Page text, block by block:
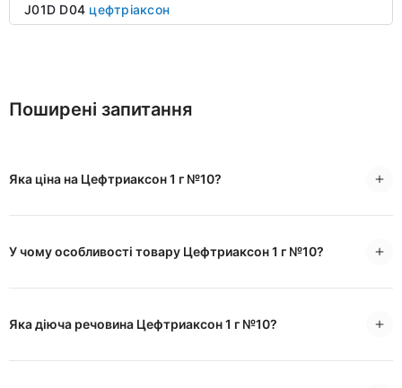
J01D D04 цефтріаксон
Поширені запитання
Яка ціна на Цефтриаксон 1 г №10?
У чому особливості товару Цефтриаксон 1 г №10?
Яка діюча речовина Цефтриаксон 1 г №10?